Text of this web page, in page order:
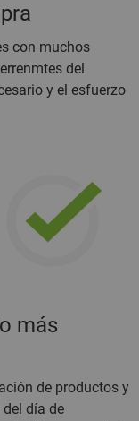
con muchos
del
y el esfuerzo
más
de productos y
día de